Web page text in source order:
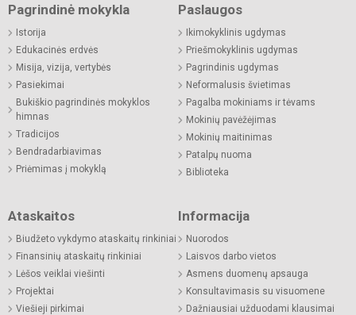
Pagrindinė mokykla
Istorija
Edukacinės erdvės
Misija, vizija, vertybės
Pasiekimai
Bukiškio pagrindinės mokyklos
himnas
Tradicijos
Bendradarbiavimas
Priėmimas į mokyklą
Paslaugos
Ikimokyklinis ugdymas
Priešmokyklinis ugdymas
Pagrindinis ugdymas
Neformalusis švietimas
Pagalba mokiniams ir tėvams
Mokinių pavėžėjimas
Mokinių maitinimas
Patalpų nuoma
Biblioteka
Ataskaitos
Biudžeto vykdymo ataskaitų rinkiniai
Finansinių ataskaitų rinkiniai
Lėšos veiklai viešinti
Projektai
Viešieji pirkimai
Informacija
Nuorodos
Laisvos darbo vietos
Asmens duomenų apsauga
Konsultavimasis su visuomene
Dažniausiai užduodami klausimai